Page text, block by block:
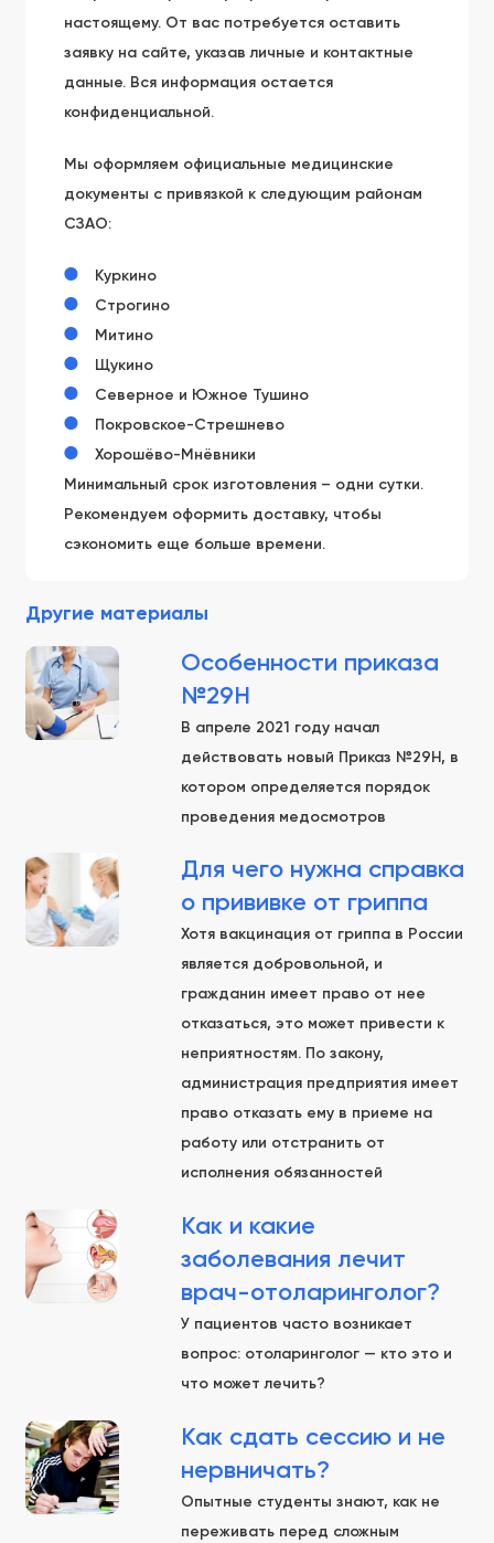
настоящему. От вас потребуется оставить
заявку на сайте, указав личные и контактные
данные. Вся информация остается
конфиденциальной.
Мы оформляем официальные медицинские
документы с привязкой к следующим районам
СЗАО:
Куркино
Строгино
Митино
Щукино
Северное и Южное Тушино
Покровское-Стрешнево
Хорошёво-Мнёвники
Минимальный срок изготовления – одни сутки.
Рекомендуем оформить доставку, чтобы
сэкономить еще больше времени.
Другие материалы
Особенности приказа
№29Н
В апреле 2021 году начал
действовать новый Приказ №29Н, в
котором определяется порядок
проведения медосмотров
Для чего нужна справка
о прививке от гриппа
Хотя вакцинация от гриппа в России
является добровольной, и
гражданин имеет право от нее
отказаться, это может привести к
неприятностям. По закону,
администрация предприятия имеет
право отказать ему в приеме на
работу или отстранить от
исполнения обязанностей
Как и какие
заболевания лечит
врач-отоларинголог?
У пациентов часто возникает
вопрос: отоларинголог — кто это и
что может лечить?
Как сдать сессию и не
нервничать?
Опытные студенты знают, как не
переживать перед сложным